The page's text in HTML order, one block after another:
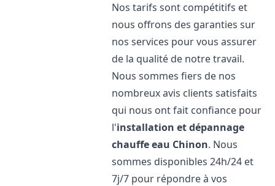
Nos tarifs sont compétitifs et
nous offrons des garanties sur
nos services pour vous assurer
de la qualité de notre travail.
Nous sommes fiers de nos
nombreux avis clients satisfaits
qui nous ont fait confiance pour
l'installation et dépannage
chauffe eau Chinon. Nous
sommes disponibles 24h/24 et
7j/7 pour répondre à vos